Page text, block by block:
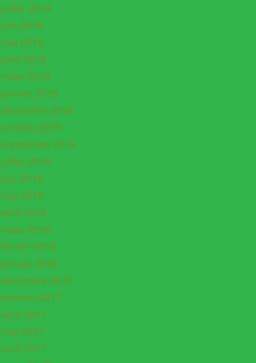
juillet 2019
juin 2019
mai 2019
avril 2019
mars 2019
janvier 2019
décembre 2018
octobre 2018
septembre 2018
juillet 2018
juin 2018
mai 2018
avril 2018
mars 2018
février 2018
janvier 2018
décembre 2017
octobre 2017
août 2017
mai 2017
avril 2017